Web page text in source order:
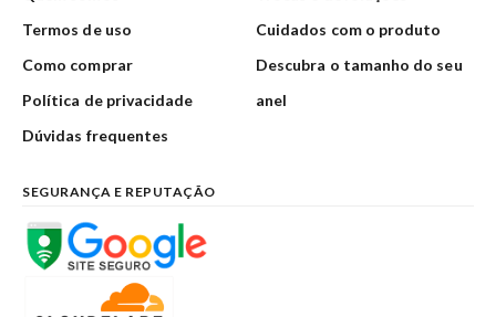
Termos de uso
Como comprar
Política de privacidade
Dúvidas frequentes
Cuidados com o produto
Descubra o tamanho do seu
anel
SEGURANÇA E REPUTAÇÃO